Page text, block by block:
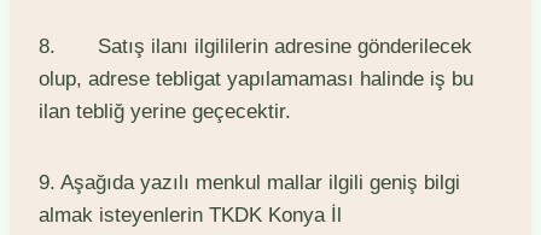
8. Satış ilanı ilgililerin adresine gönderilecek
olup, adrese tebligat yapılamaması halinde iş bu
ilan tebliğ yerine geçecektir.
9. Aşağıda yazılı menkul mallar ilgili geniş bilgi
almak isteyenlerin TKDK Konya İl